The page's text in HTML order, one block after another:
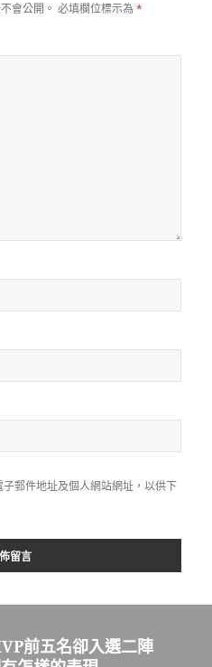
會公開。 必填欄位標示為*
郵件地址及個人網站網址，以供下
前五名卻入選二陣